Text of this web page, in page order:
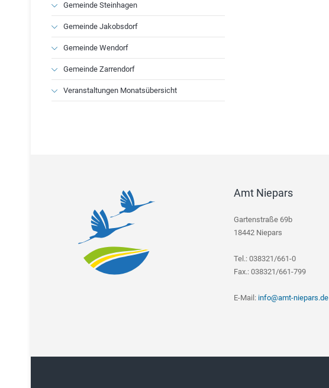
Gemeinde Steinhagen
Gemeinde Jakobsdorf
Gemeinde Wendorf
Gemeinde Zarrendorf
Veranstaltungen Monatsübersicht
Amt Niepars
Gartenstraße 69b
18442 Niepars
Tel.: 038321/661-0
Fax.: 038321/661-799
E-Mail: info@amt-niepars.de